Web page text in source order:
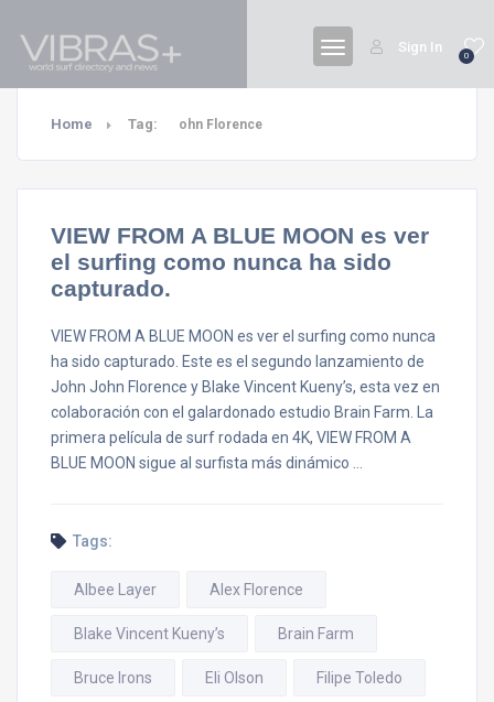
0
Sign In
Home Tag: ohn Florence
VIEW FROM A BLUE MOON es ver
el surfing como nunca ha sido
capturado.
VIEW FROM A BLUE MOON es ver el surfing como nunca
ha sido capturado. Este es el segundo lanzamiento de
John John Florence y Blake Vincent Kueny’s, esta vez en
colaboración con el galardonado estudio Brain Farm. La
primera película de surf rodada en 4K, VIEW FROM A
BLUE MOON sigue al surfista más dinámico …
Tags:
Albee Layer Alex Florence
Blake Vincent Kueny’s Brain Farm
Bruce Irons Eli Olson Filipe Toledo